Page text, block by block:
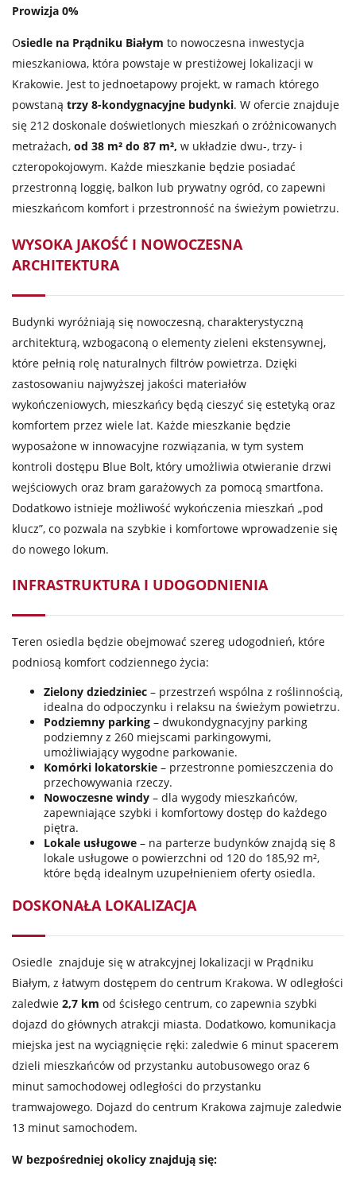
Prowizja 0%
Osiedle na Prądniku Białym to nowoczesna inwestycja
mieszkaniowa, która powstaje w prestiżowej lokalizacji w
Krakowie. Jest to jednoetapowy projekt, w ramach którego
powstaną trzy 8-kondygnacyjne budynki. W ofercie znajduje
się 212 doskonale doświetlonych mieszkań o zróżnicowanych
metrażach, od 38 m² do 87 m², w układzie dwu-, trzy- i
czteropokojowym. Każde mieszkanie będzie posiadać
przestronną loggię, balkon lub prywatny ogród, co zapewni
mieszkańcom komfort i przestronność na świeżym powietrzu.
WYSOKA JAKOŚĆ I NOWOCZESNA
ARCHITEKTURA
Budynki wyróżniają się nowoczesną, charakterystyczną
architekturą, wzbogaconą o elementy zieleni ekstensywnej,
które pełnią rolę naturalnych filtrów powietrza. Dzięki
zastosowaniu najwyższej jakości materiałów
wykończeniowych, mieszkańcy będą cieszyć się estetyką oraz
komfortem przez wiele lat. Każde mieszkanie będzie
wyposażone w innowacyjne rozwiązania, w tym system
kontroli dostępu Blue Bolt, który umożliwia otwieranie drzwi
wejściowych oraz bram garażowych za pomocą smartfona.
Dodatkowo istnieje możliwość wykończenia mieszkań „pod
klucz”, co pozwala na szybkie i komfortowe wprowadzenie się
do nowego lokum.
INFRASTRUKTURA I UDOGODNIENIA
Teren osiedla będzie obejmować szereg udogodnień, które
podniosą komfort codziennego życia:
Zielony dziedziniec – przestrzeń wspólna z roślinnością,
idealna do odpoczynku i relaksu na świeżym powietrzu.
Podziemny parking – dwukondygnacyjny parking
podziemny z 260 miejscami parkingowymi,
umożliwiający wygodne parkowanie.
Komórki lokatorskie – przestronne pomieszczenia do
przechowywania rzeczy.
Nowoczesne windy – dla wygody mieszkańców,
zapewniające szybki i komfortowy dostęp do każdego
piętra.
Lokale usługowe – na parterze budynków znajdą się 8
lokale usługowe o powierzchni od 120 do 185,92 m²,
które będą idealnym uzupełnieniem oferty osiedla.
DOSKONAŁA LOKALIZACJA
Osiedle znajduje się w atrakcyjnej lokalizacji w Prądniku
Białym, z łatwym dostępem do centrum Krakowa. W odległości
zaledwie 2,7 km od ścisłego centrum, co zapewnia szybki
dojazd do głównych atrakcji miasta. Dodatkowo, komunikacja
miejska jest na wyciągnięcie ręki: zaledwie 6 minut spacerem
dzieli mieszkańców od przystanku autobusowego oraz 6
minut samochodowej odległości do przystanku
tramwajowego. Dojazd do centrum Krakowa zajmuje zaledwie
13 minut samochodem.
W bezpośredniej okolicy znajdują się: